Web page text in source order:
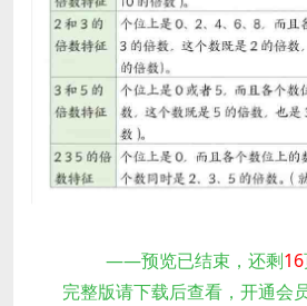
——预览已结束，还剩16
完整版请下载后查看，开通会